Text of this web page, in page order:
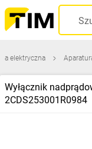
elektryczna
Wyłącznik
2CDS253001R0984